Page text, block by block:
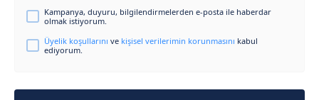
Kampanya, duyuru, bilgilendirmelerden e-posta ile haberdar
olmak istiyorum.
Üyelik koşullarını ve kişisel verilerimin korunmasını kabul
ediyorum.